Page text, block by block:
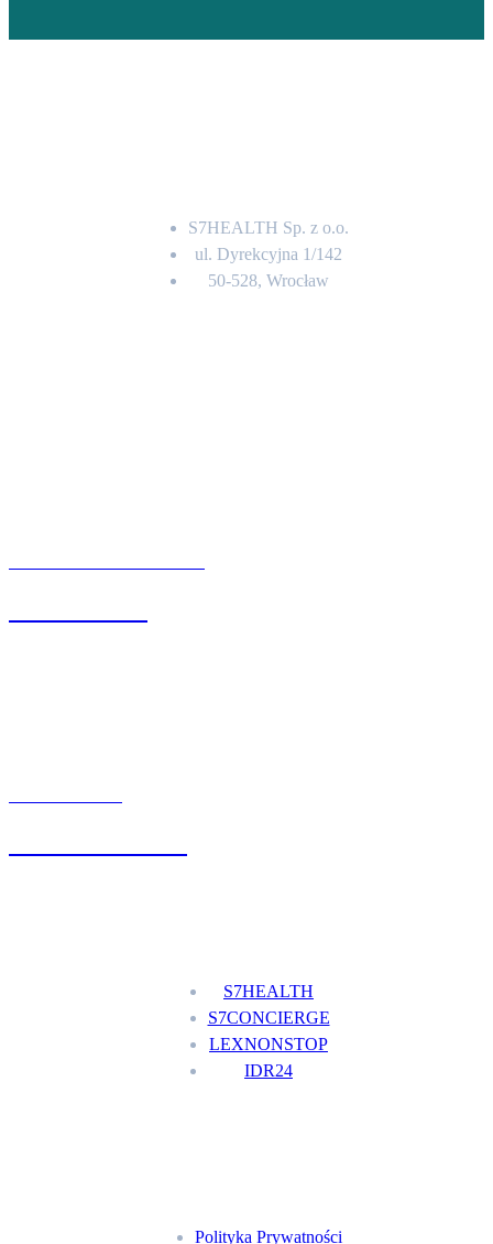
S7HEALTH Sp. z o.o.
ul. Dyrekcyjna 1/142
50-528, Wrocław
S7HEALTH
S7CONCIERGE
LEXNONSTOP
IDR24
Polityka Prywatności